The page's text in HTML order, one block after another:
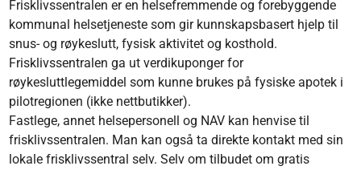
Frisklivssentralen er en helsefremmende og forebyggende
kommunal helsetjeneste som gir kunnskapsbasert hjelp til
snus- og røykeslutt, fysisk aktivitet og kosthold.
Frisklivssentralen ga ut verdikuponger for
røykesluttlegemiddel som kunne brukes på fysiske apotek i
pilotregionen (ikke nettbutikker).
Fastlege, annet helsepersonell og NAV kan henvise til
frisklivssentralen. Man kan også ta direkte kontakt med sin
lokale frisklivssentral selv. Selv om tilbudet om gratis